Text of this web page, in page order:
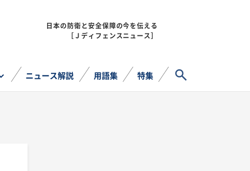
日本の防衛と安全保障の今を伝える
［Ｊディフェンスニュース］
ニュース解説 用語集 特集